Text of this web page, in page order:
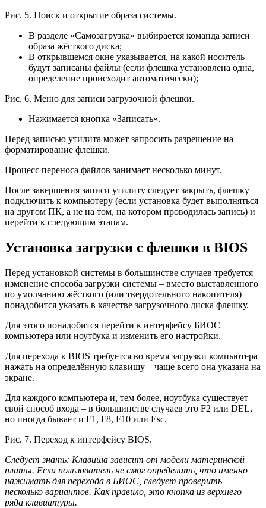
Рис. 5. Поиск и открытие образа системы.
В разделе «Самозагрузка» выбирается команда записи
образа жёсткого диска;
В открывшемся окне указывается, на какой носитель
будут записаны файлы (если флешка установлена одна,
определение происходит автоматически);
Рис. 6. Меню для записи загрузочной флешки.
Нажимается кнопка «Записать».
Перед записью утилита может запросить разрешение на
форматирование флешки.
Процесс переноса файлов занимает несколько минут.
После завершения записи утилиту следует закрыть, флешку
подключить к компьютеру (если установка будет выполняться
на другом ПК, а не на том, на котором проводилась запись) и
перейти к следующим этапам.
Установка загрузки с флешки в BIOS
Перед установкой системы в большинстве случаев требуется
изменение способа загрузки системы – вместо выставленного
по умолчанию жёсткого (или твердотельного накопителя)
понадобится указать в качестве загрузочного диска флешку.
Для этого понадобится перейти к интерфейсу БИОС
компьютера или ноутбука и изменить его настройки.
Для перехода к BIOS требуется во время загрузки компьютера
нажать на определённую клавишу – чаще всего она указана на
экране.
Для каждого компьютера и, тем более, ноутбука существует
свой способ входа – в большинстве случаев это F2 или DEL,
но иногда бывает и F1, F8, F10 или Esc.
Рис. 7. Переход к интерфейсу BIOS.
Следует знать: Клавиша зависит от модели материнской
платы. Если пользователь не смог определить, что именно
нажимать для перехода в БИОС, следует проверить
несколько вариантов. Как правило, это кнопка из верхнего
ряда клавиатуры.